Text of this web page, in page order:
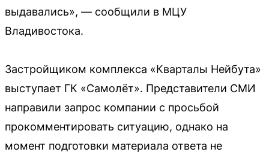
выдавались», — сообщили в МЦУ
Владивостока.
Застройщиком комплекса «Кварталы Нейбута»
выступает ГК «Самолёт». Представители СМИ
направили запрос компании с просьбой
прокомментировать ситуацию, однако на
момент подготовки материала ответа не